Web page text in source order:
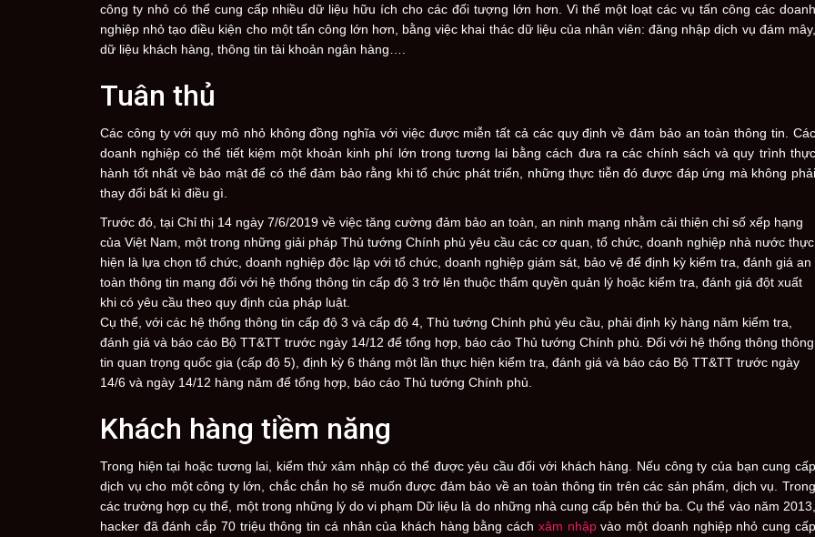
công ty nhỏ có thể cung cấp nhiều dữ liệu hữu ích cho các đối tượng lớn hơn. Vì thế một loạt các vụ tấn công các doanh
nghiệp nhỏ tạo điều kiện cho một tấn công lớn hơn, bằng việc khai thác dữ liệu của nhân viên: đăng nhập dịch vụ đám mây,
dữ liệu khách hàng, thông tin tài khoản ngân hàng….
Tuân thủ
Các công ty với quy mô nhỏ không đồng nghĩa với việc được miễn tất cả các quy định về đảm bảo an toàn thông tin. Các
doanh nghiệp có thể tiết kiệm một khoản kinh phí lớn trong tương lai bằng cách đưa ra các chính sách và quy trình thực
hành tốt nhất về bảo mật để có thể đảm bảo rằng khi tổ chức phát triển, những thực tiễn đó được đáp ứng mà không phải
thay đổi bất kì điều gì.
Trước đó, tại Chỉ thị 14 ngày 7/6/2019 về việc tăng cường đảm bảo an toàn, an ninh mạng nhằm cải thiện chỉ số xếp hạng
của Việt Nam, một trong những giải pháp Thủ tướng Chính phủ yêu cầu các cơ quan, tổ chức, doanh nghiệp nhà nước thực
hiện là lựa chọn tổ chức, doanh nghiệp độc lập với tổ chức, doanh nghiệp giám sát, bảo vệ để định kỳ kiểm tra, đánh giá an
toàn thông tin mạng đối với hệ thống thông tin cấp độ 3 trở lên thuộc thẩm quyền quản lý hoặc kiểm tra, đánh giá đột xuất
khi có yêu cầu theo quy định của pháp luật.
Cụ thể, với các hệ thống thông tin cấp độ 3 và cấp độ 4, Thủ tướng Chính phủ yêu cầu, phải định kỳ hàng năm kiểm tra,
đánh giá và báo cáo Bộ TT&TT trước ngày 14/12 để tổng hợp, báo cáo Thủ tướng Chính phủ. Đối với hệ thống thông thông
tin quan trọng quốc gia (cấp độ 5), định kỳ 6 tháng một lần thực hiện kiểm tra, đánh giá và báo cáo Bộ TT&TT trước ngày
14/6 và ngày 14/12 hàng năm để tổng hợp, báo cáo Thủ tướng Chính phủ.
Khách hàng tiềm năng
Trong hiện tại hoặc tương lai, kiểm thử xâm nhập có thể được yêu cầu đối với khách hàng. Nếu công ty của bạn cung cấp
dịch vụ cho một công ty lớn, chắc chắn họ sẽ muốn được đảm bảo về an toàn thông tin trên các sản phẩm, dịch vụ. Trong
các trường hợp cụ thể, một trong những lý do vi phạm Dữ liệu là do những nhà cung cấp bên thứ ba. Cụ thể vào năm 2013,
hacker đã đánh cắp 70 triệu thông tin cá nhân của khách hàng bằng cách xâm nhậpvào một doanh nghiệp nhỏ cung cấp